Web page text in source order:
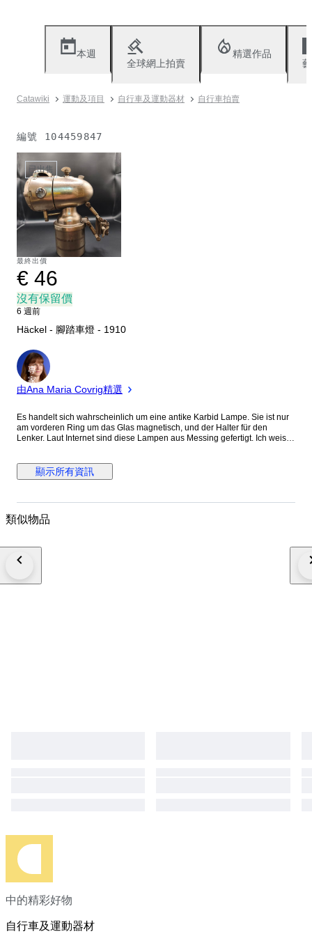
本週
全球網上拍賣
精選作品
Catawiki 運動及項目 自行車及運動器材 自行車拍賣
編號 104459847
已出售
最終出價
€ 46
沒有保留價
6 週前
Häckel - 腳踏車燈 - 1910
專
家
由Ana Maria Covrig精選
Es handelt sich wahrscheinlich um eine antike Karbid Lampe. Sie ist nur
am vorderen Ring um das Glas magnetisch, und der Halter für den
Lenker. Laut Internet sind diese Lampen aus Messing gefertigt. Ich weiss
entriegeln und aufklappen. Oben ist ein Einsteller mit einer Skala von 1
bis 10. Ebenso befindet sich dort ein Schild mit dem Namen Häckel. Der
abgebildet ist ein Vogel. Das untere Gefäß lässt sich abschrauben. Ich
顯示所有資訊
類似物品
中的精彩好物
自行車及運動器材